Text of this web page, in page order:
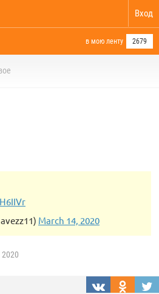
Вход
в мою ленту 2679
March 14, 2020